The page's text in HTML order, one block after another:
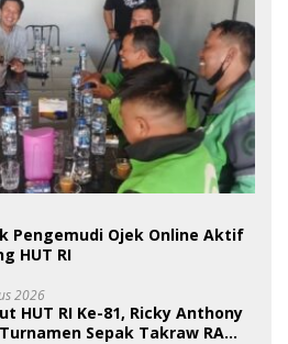
Pengemudi Ojek Online Aktif
HUT RI
2026
HUT RI Ke-81, Ricky Anthony
Sepak Takraw RA